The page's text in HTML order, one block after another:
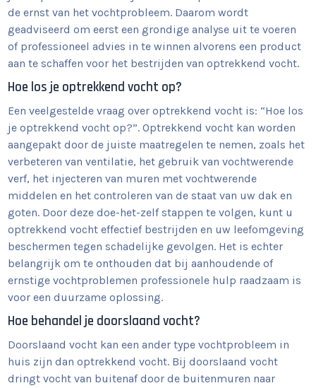
de ernst van het vochtprobleem. Daarom wordt
geadviseerd om eerst een grondige analyse uit te voeren
of professioneel advies in te winnen alvorens een product
aan te schaffen voor het bestrijden van optrekkend vocht.
Hoe los je optrekkend vocht op?
Een veelgestelde vraag over optrekkend vocht is: “Hoe los
je optrekkend vocht op?”. Optrekkend vocht kan worden
aangepakt door de juiste maatregelen te nemen, zoals het
verbeteren van ventilatie, het gebruik van vochtwerende
verf, het injecteren van muren met vochtwerende
middelen en het controleren van de staat van uw dak en
goten. Door deze doe-het-zelf stappen te volgen, kunt u
optrekkend vocht effectief bestrijden en uw leefomgeving
beschermen tegen schadelijke gevolgen. Het is echter
belangrijk om te onthouden dat bij aanhoudende of
ernstige vochtproblemen professionele hulp raadzaam is
voor een duurzame oplossing.
Hoe behandel je doorslaand vocht?
Doorslaand vocht kan een ander type vochtprobleem in
huis zijn dan optrekkend vocht. Bij doorslaand vocht
dringt vocht van buitenaf door de buitenmuren naar